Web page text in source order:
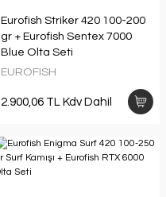
Eurofish Striker 420 100-200
gr + Eurofish Sentex 7000
Blue Olta Seti
EUROFISH
2.900,06 TL Kdv Dahil